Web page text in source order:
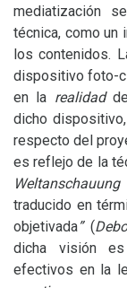
mediatización
técnica, como un
los contenidos.
dispositivo foto-
en la realidad
dicho
respecto del
es reflejo de la
Weltanschauung
traducido en
objetivada”(
dicha visión
efectivos en la